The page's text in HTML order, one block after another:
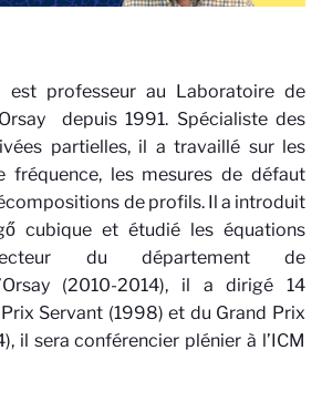
est professeur au
Laboratoire de
depuis 1991. Spécialiste des
partielles, il a travaillé sur les
fréquence, les mesures de défaut
de profils. Il a introduit
cubique et étudié les équations
du département de
(2010-2014), il a dirigé 14
Servant (1998) et du Grand Prix
il sera conférencier plénier à l’ICM